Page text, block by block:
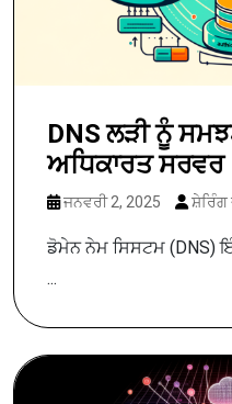
DNS ਲੜੀ ਨੂੰ
ਅਧਿਕਾਰਤ ਸਰਵਰ
ਜਨਵਰੀ 2, 2025 ਸ਼ੇਰਿੰਗ
ਡੋਮੇਨ ਨੇਮ ਸਿਸਟਮ (DNS)
...